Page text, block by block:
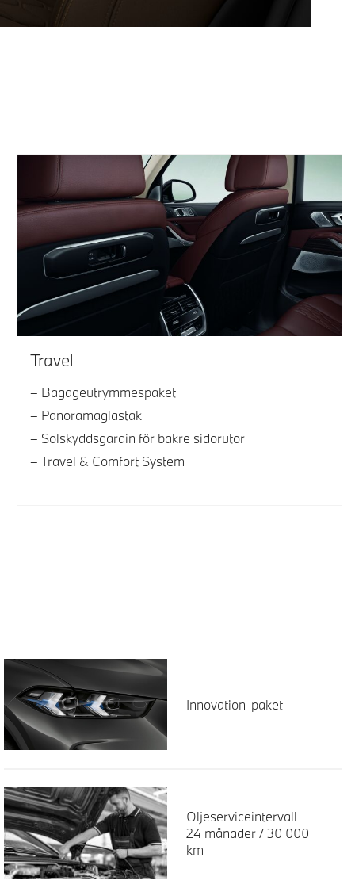
Travel
Bagageutrymmespaket
Panoramaglastak
Solskyddsgardin för bakre sidorutor
Travel & Comfort System
Innovation-paket
Oljeserviceintervall
24 månader / 30 000
km